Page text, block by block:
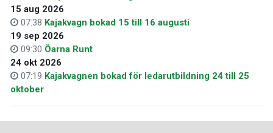
15 aug 2026
07:38 Kajakvagn bokad 15 till 16 augusti
19 sep 2026
09:30 Öarna Runt
24 okt 2026
07:19 Kajakvagnen bokad för ledarutbildning 24 till 25
oktober